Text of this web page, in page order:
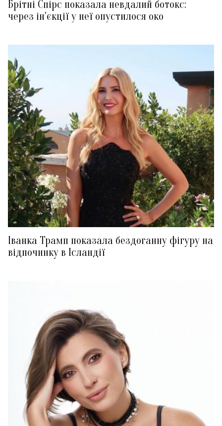
Брітні Спірс показала невдалий ботокс:
через ін'єкції у неї опустилося око
Іванка Трамп показала бездоганну фігуру на
відпочинку в Ісландії